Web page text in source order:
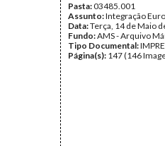
Pasta:03485.001
Assunto:Integração
Data:Terça, 14 de Maio
Fundo:AMS - Arquivo
Tipo Documental:
Página(s): 147 (146